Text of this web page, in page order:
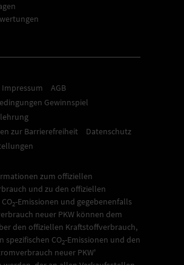
Impressum
AGB
Gewinnspiel
zur Barrierefreiheit
Datenschutz
zum offiziellen
und zu den offiziellen
2-Emissionen und gegebenenfalls
neuer PKW können dem
den offiziellen Kraftstoffverbrauch,
spezifischen CO2-Emissionen und den
neuer PKW'